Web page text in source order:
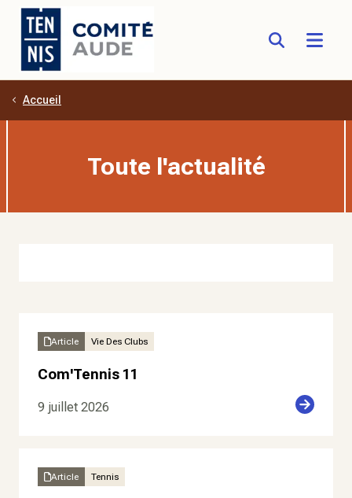
Aller au contenu principal
Accueil
Toute l'actualité
Article Vie Des Clubs
Com'Tennis 11
9 juillet 2026
Article Tennis